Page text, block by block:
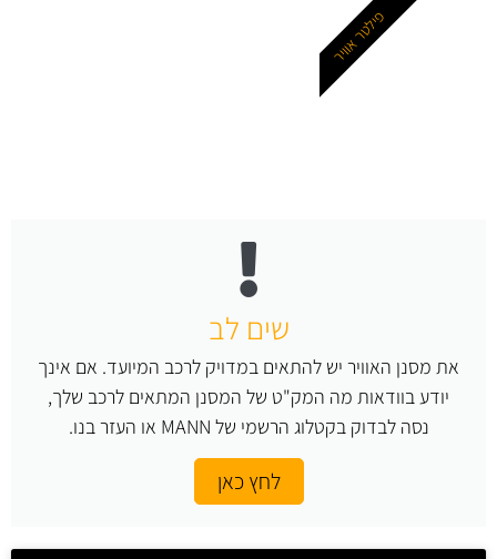
שים לב
את מסנן האוויר יש להתאים במדויק לרכב המיועד. אם אינך
יודע בוודאות מה המק"ט של המסנן המתאים לרכב שלך,
נסה לבדוק בקטלוג הרשמי של MANN או העזר בנו.
לחץ כאן
פילטר אוויר